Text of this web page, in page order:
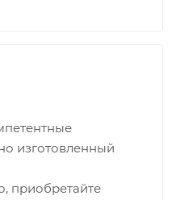
изготовленный
приобретайте